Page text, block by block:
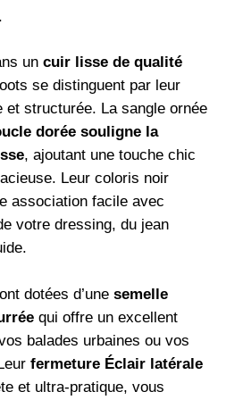
un cuir lisse de qualité
se distinguent par leur
et structurée. La sangle ornée
dorée souligne la
, ajoutant une touche chic
Leur coloris noir
association facile avec
votre dressing, du jean
dotées d’une semelle
qui offre un excellent
balades urbaines ou vos
fermeture Éclair latérale
et ultra-pratique, vous